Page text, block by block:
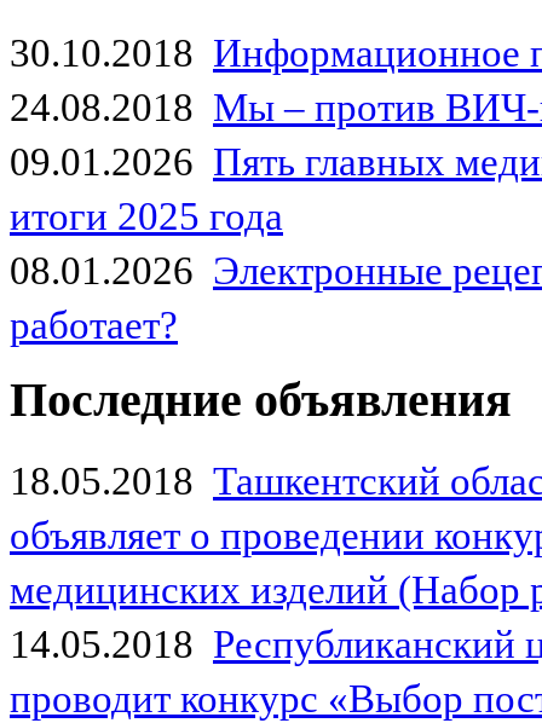
30.10.2018 Информационное
24.08.2018 Мы – против
09.01.2026 Пять главных
итоги 2025 года
08.01.2026 Электронные
работает?
Последние объявления
18.05.2018 Ташкентский
объявляет о проведении
медицинских изделий (Набор
14.05.2018
проводит конкурс «Выбор